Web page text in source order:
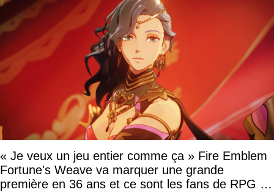
« Je veux un jeu entier comme ça » Fire Emblem
Fortune's Weave va marquer une grande
première en 36 ans et ce sont les fans de RPG en